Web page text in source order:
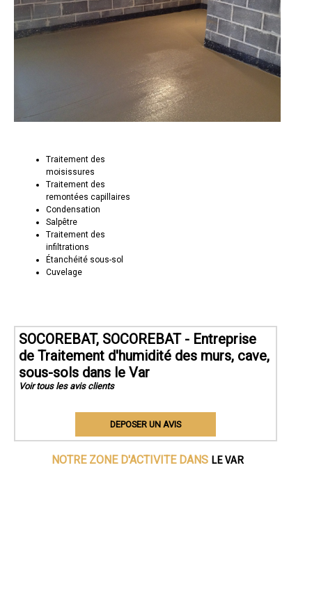
Traitement des
moisissures
Traitement des
remontées capillaires
Condensation
Salpêtre
Traitement des
infiltrations
Étanchéité sous-sol
Cuvelage
SOCOREBAT, SOCOREBAT - Entreprise
de Traitement d'humidité des murs, cave,
sous-sols dans le Var
Voir tous les avis clients
DEPOSER UN AVIS
NOTRE ZONE D'ACTIVITE DANS LE VAR